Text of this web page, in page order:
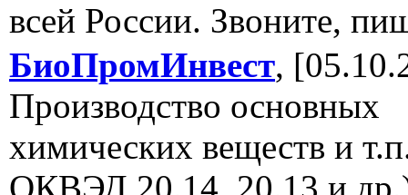
всей России. Звоните,
БиоПромИнвест,
Производство основных
химических веществ и